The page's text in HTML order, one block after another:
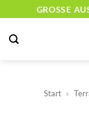
springen
GROSSE
Start »